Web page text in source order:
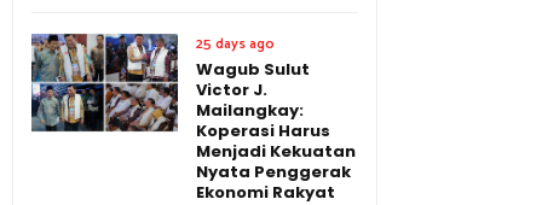
25 days ago
Wagub Sulut
Victor J.
Mailangkay:
Koperasi Harus
Menjadi Kekuatan
Nyata Penggerak
Ekonomi Rakyat